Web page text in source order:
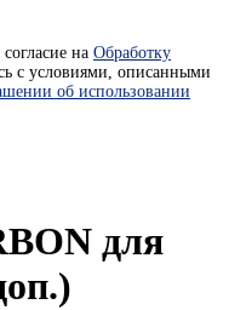
на Обработку
с условиями, описанными
об использовании
для